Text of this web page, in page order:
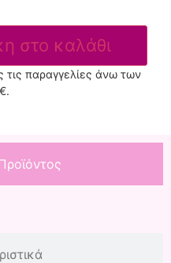
στο καλάθι
τις παραγγελίες άνω των